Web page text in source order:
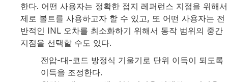
한다. 어떤 사용자는 정확한 접지 레퍼런스 지점을 위해서
제로 볼트를 사용하고자 할 수 있고, 또 어떤 사용자는 전
반적인 INL 오차를 최소화하기 위해서 동작 범위의 중간
지점을 선택할 수도 있다.
전압-대-코드 방정식 기울기로 단위 이득이 되도록
이득을 조정한다.